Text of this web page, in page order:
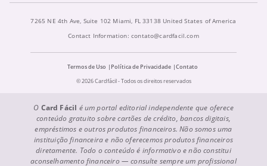
7265 NE 4th Ave, Suite 102 Miami, FL 33138 United States of America
Contact Information: contato@cardfacil.com
Termos de Uso Política de Privacidade
Contato
© 2026 Cardfácil - Todos os direitos reservados
O Card Fácil é um portal editorial independente que oferece
conteúdo gratuito sobre cartões de crédito, bancos digitais,
empréstimos e outros produtos financeiros. Não somos uma
instituição financeira e não oferecemos produtos financeiros
diretamente. Todo o conteúdo é informativo e não constitui
aconselhamento financeiro — consulte sempre um profissional